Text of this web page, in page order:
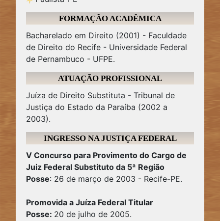
FORMAÇÃO ACADÊMICA
Bacharelado em Direito (2001) - Faculdade
de Direito do Recife - Universidade Federal
de Pernambuco - UFPE.
ATUAÇÃO PROFISSIONAL
Juíza de Direito Substituta - Tribunal de
Justiça do Estado da Paraíba (2002 a
2003).
INGRESSO NA JUSTIÇA FEDERAL
V Concurso para Provimento do Cargo de
Juiz Federal Substituto da 5ª Região
Posse: 26 de março de 2003 - Recife-PE.
Promovida a Juíza Federal Titular
Posse: 20 de julho de 2005.